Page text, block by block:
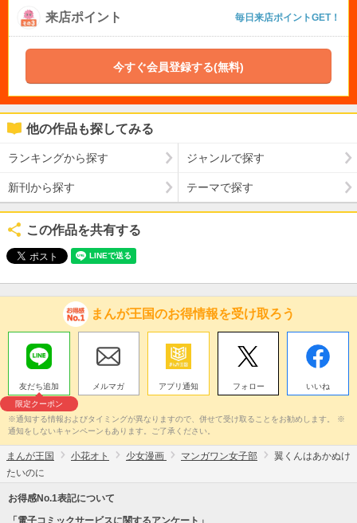
来店ポイント 毎日来店ポイントGET！
今すぐ会員登録する(無料)
他の作品も探してみる
ランキングから探す ジャンルで探す
新刊から探す テーマで探す
この作品を共有する
まんが王国のお得情報を受け取ろう
友だち追加
限定クーポン
メルマガ アプリ通知 フォロー いいね
※通知する情報およびタイミングが異なりますので、併せて受け取ることをお勧めします。 ※
通知をしないキャンペーンもあります。ご了承ください。
まんが王国 小花オト 少女漫画 マンガワン女子部
翼くんはあかぬけ
たいのに
お得感No.1表記について
「電子コミックサービスに関するアンケート」